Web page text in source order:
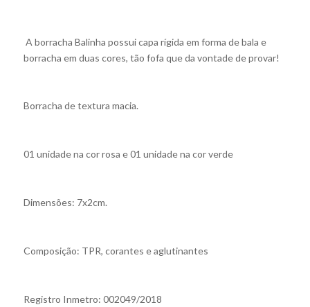
A borracha Balinha possui capa rígida em forma de bala e
borracha em duas cores, tão fofa que da vontade de provar!
Borracha de textura macia.
01 unidade na cor rosa e 01 unidade na cor verde
Dimensões: 7x2cm.
Composição: TPR, corantes e aglutinantes
Registro Inmetro: 002049/2018